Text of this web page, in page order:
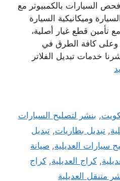
السيارات بالكمبيوتر مع
وميكانيكية السيارة
مع تأمين قطع غيار أصلية،
وعلى كافة الطرق في
خدمات تبديل الفلاتر
, بنشر لتصليح السيارات
, تبديل بطاريات, تبديل
سيارات العديلية, صيانة
, كراج العديلية, كراج
متنقل العديلية